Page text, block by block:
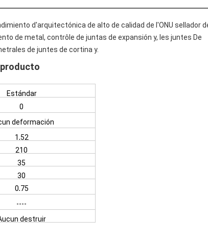
d'arquitectónica de alto de calidad de l'ONU sellador
de metal, contrôle de juntas de expansión y, les juntes De
de juntes de cortina y.
Estándar
0
deformación
1,52
210
35
30
0,75
----
destruir